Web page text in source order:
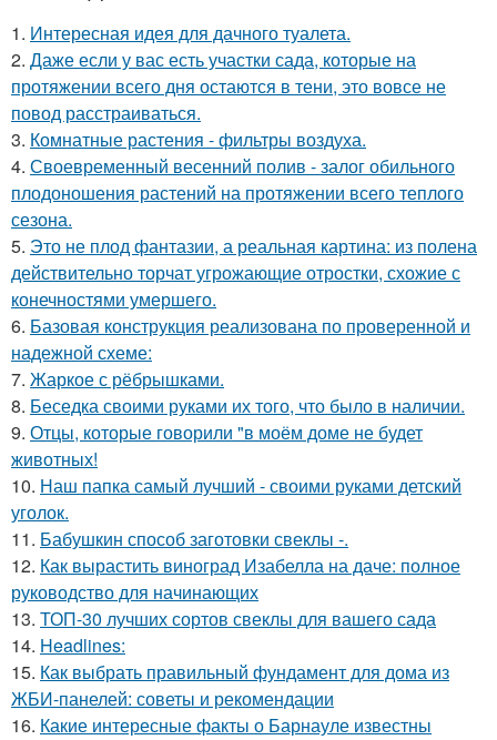
1. Интересная идея для дачного туалета.
2. Даже если у вас есть участки сада, которые на
протяжении всего дня остаются в тени, это вовсе не
повод расстраиваться.
3. Комнатные растения - фильтры воздуха.
4. Своевременный весенний полив - залог обильного
плодоношения растений на протяжении всего теплого
сезона.
5. Это не плод фантазии, а реальная картина: из полена
действительно торчат угрожающие отростки, схожие с
конечностями умершего.
6. Базовая конструкция реализована по проверенной и
надежной схеме:
7. Жаркое с рёбрышками.
8. Беседка своими руками их того, что было в наличии.
9. Отцы, которые говорили "в моём доме не будет
животных!
10. Наш папка самый лучший - своими руками детский
уголок.
11. Бабушкин способ заготовки свеклы -.
12. Как вырастить виноград Изабелла на даче: полное
руководство для начинающих
13. ТОП-30 лучших сортов свеклы для вашего сада
14. Headlines:
15. Как выбрать правильный фундамент для дома из
ЖБИ-панелей: советы и рекомендации
16. Какие интересные факты о Барнауле известны